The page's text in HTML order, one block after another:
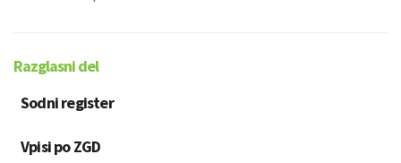
Razglasni del
Sodni register
Vpisi po ZGD